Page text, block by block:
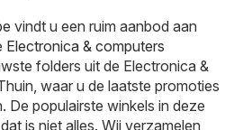
vindt u een ruim aanbod aan
Electronica & computers
folders uit de Electronica &
waar u de laatste promoties
De populairste winkels in deze
is niet alles. Wij verzamelen